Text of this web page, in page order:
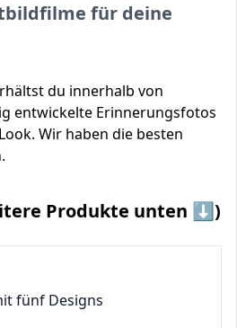
für deine
du innerhalb von
entwickelte Erinnerungsfotos
Wir haben die besten
Produkte unten ⬇️)
fünf Designs